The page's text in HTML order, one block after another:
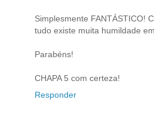
Simplesmente FANTÁSTICO!
tudo existe muita humildade
Parabéns!
CHAPA 5 com certeza!
Responder